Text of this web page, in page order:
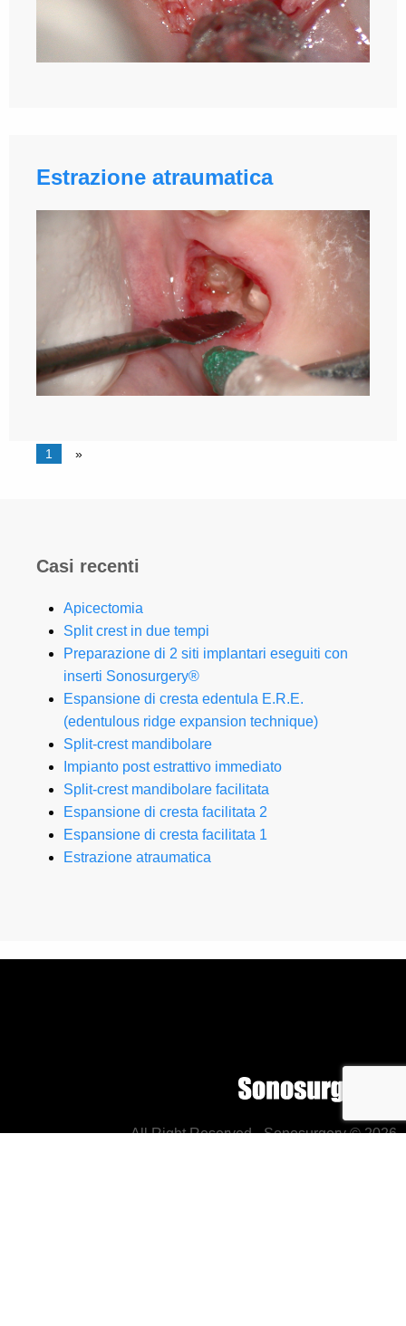
Estrazione atraumatica
1 »
Casi recenti
Apicectomia
Split crest in due tempi
Preparazione di 2 siti implantari eseguiti con
inserti Sonosurgery®
Espansione di cresta edentula E.R.E.
(edentulous ridge expansion technique)
Split-crest mandibolare
Impianto post estrattivo immediato
Split-crest mandibolare facilitata
Espansione di cresta facilitata 2
Espansione di cresta facilitata 1
Estrazione atraumatica
All Right Reserved - Sonosurgery © 2026